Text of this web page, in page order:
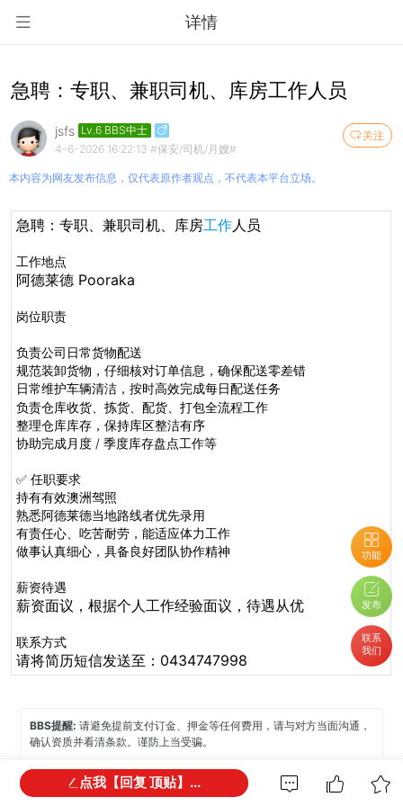
详情
功能
发布
联系
我们
急聘：专职、兼职司机、库房工作人员
关注
jsfs Lv.6 BBS中士
4-6-2026 16:22:13 #保安/司机/月嫂#
本内容为网友发布信息，仅代表原作者观点，不代表本平台立场。
急聘：专职、兼职司机、库房工作人员
工作地点
阿德莱德 Pooraka
岗位职责
负责公司日常货物配送
规范装卸货物，仔细核对订单信息，确保配送零差错
日常维护车辆清洁 ，按时高效完成每日配送任务
负责仓库收货、拣货、配货、打包全流程工作
整理仓库库存，保持库区整洁有序
协助完成月度 / 季度库存盘点工作等
✅ 任职要求
持有有效澳洲驾照
熟悉阿德莱德当地路线者优先录用
有责任心、吃苦耐劳，能适应体力工作
做事认真细心，具备良好团队协作精神
薪资待遇
薪资面议，根据个人工作经验面议，待遇从优
联系方式
请将简历短信发送至：0434747998
BBS提醒:请避免提前支付订金、押金等任何费用，请与对方当面沟通，
确认资质并看清条款。谨防上当受骗。
免责声明:本网站所提供的信息，只供参考之用。本网站不保证信息的准
点我【回复 顶贴】...